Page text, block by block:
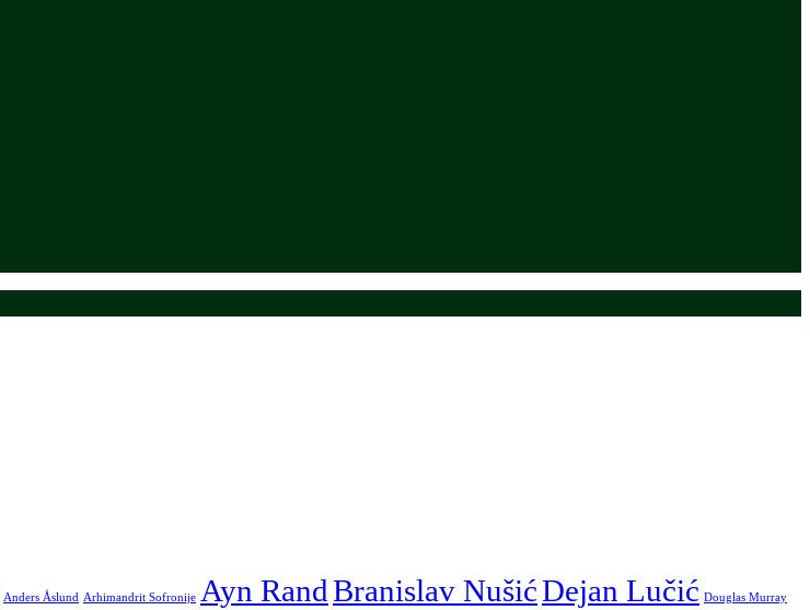
Anders Åslund Arhimandrit Sofronije Ayn RandBranislav NušićDejan Lučić Douglas Murray